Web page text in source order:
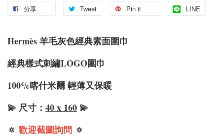
分享 Tweet Pin it LINE
Hermès 羊毛灰色經典素面圍巾
經典樣式刺繡LOGO圍巾
100%喀什米爾 輕薄又保暖
💫 尺寸： 40 x 160 💫
🔅 歡迎截圖詢問 🔅